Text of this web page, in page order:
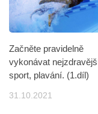
Začněte pravidelně
vykonávat
sport, plavání. (1.díl)
31.10.2021